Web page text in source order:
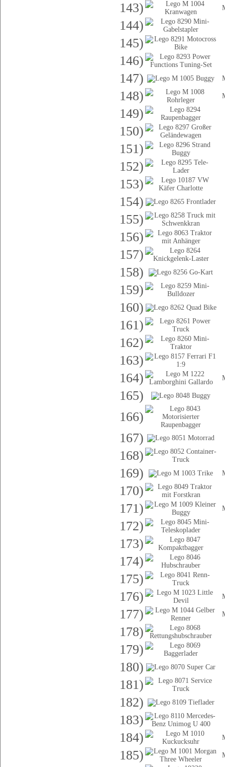
143)
144)
145)
146)
147)
148)
149)
150)
151)
152)
153)
154)
155)
156)
157)
158)
159)
160)
161)
162)
163)
164)
165)
166)
167)
168)
169)
170)
171)
172)
173)
174)
175)
176)
177)
178)
179)
180)
181)
182)
183)
184)
185)